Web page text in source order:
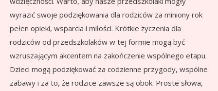
wyrazić swoje podziękowania dla rodziców za miniony rok
pełen opieki, wsparcia i miłości. Krótkie życzenia dla
rodziców od przedszkolaków w tej formie mogą być
wzruszającym akcentem na zakończenie wspólnego etapu.
Dzieci mogą podziękować za codzienne przygody, wspólne
zabawy i za to, że rodzice zawsze są obok. Proste słowa,